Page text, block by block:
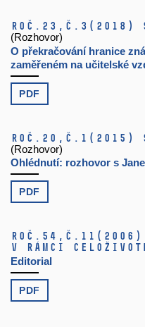
Roč.23, č.3 (2018)
(Rozhovor)
O překračování hranice
zaměřeném na učitelské
PDF
Roč.20, č.1 (2015)
(Rozhovor)
Ohlédnutí: rozhovor s
PDF
Roč.54, č.11 (2006)
v rámci
Editorial
PDF